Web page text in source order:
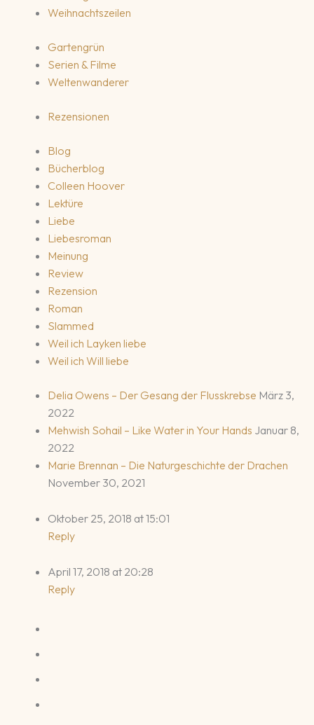
Weihnachtszeilen
Gartengrün
Serien & Filme
Weltenwanderer
Rezensionen
Blog
Bücherblog
Colleen Hoover
Lektüre
Liebe
Liebesroman
Meinung
Review
Rezension
Roman
Slammed
Weil ich Layken liebe
Weil ich Will liebe
Delia Owens – Der Gesang der Flusskrebse März 3,
2022
Mehwish Sohail – Like Water in Your Hands Januar 8,
2022
Marie Brennan – Die Naturgeschichte der Drachen
November 30, 2021
Oktober 25, 2018 at 15:01
Reply
April 17, 2018 at 20:28
Reply